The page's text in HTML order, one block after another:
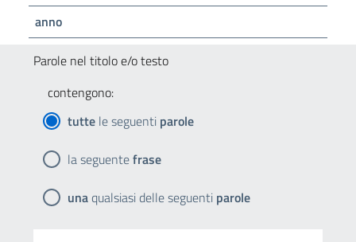
anno
Parole nel titolo e/o testo
contengono:
tutte le seguenti parole
la seguentefrase
unaqualsiasi delle seguenti parole